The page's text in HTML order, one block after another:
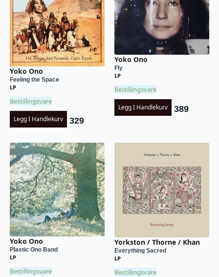
Yoko Ono
Feeling the Space
LP
Bestillingsvare
Legg I Handlekurv 329
Yoko Ono
Fly
LP
Bestillingsvare
Legg I Handlekurv 389
Yoko Ono
Plastic Ono Band
LP
Bestillingsvare
Yorkston / Thorne / Khan
Everything Sacred
LP
Bestillingsvare